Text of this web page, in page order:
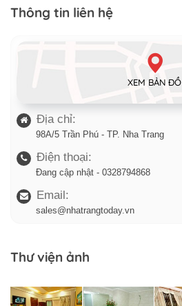
Thông tin liên hệ
XEM BẢN ĐỒ
Địa chỉ:
98A/5 Trần Phú - TP. Nha Trang
Điện thoại:
Đang cập nhật - 0328794868
Email:
sales@nhatrangtoday.vn
Thư viện ảnh